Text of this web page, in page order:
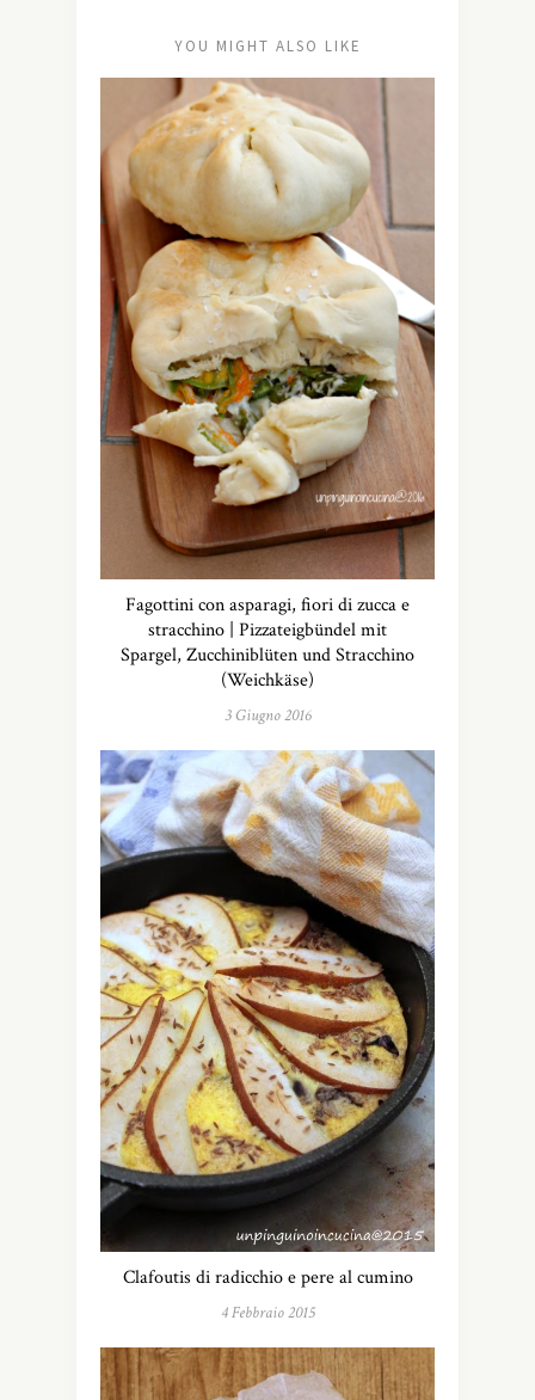
YOU MIGHT ALSO LIKE
Fagottini con asparagi, fiori di zucca e
stracchino | Pizzateigbündel mit
Spargel, Zucchiniblüten und Stracchino
(Weichkäse)
3 Giugno 2016
Clafoutis di radicchio e pere al cumino
4 Febbraio 2015